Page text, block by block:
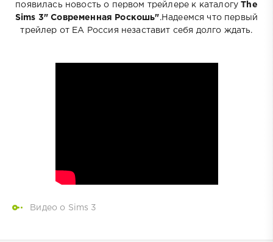
появилась новость о первом трейлере к каталогуThe
Sims 3" Современная Роскошь".Надеемся что первый
трейлер от EA Россия незаставит себя долго ждать.
Видео о Sims 3